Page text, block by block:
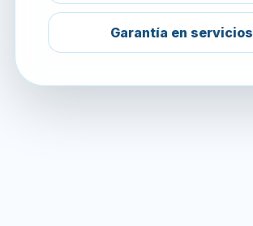
Garantía en servicios